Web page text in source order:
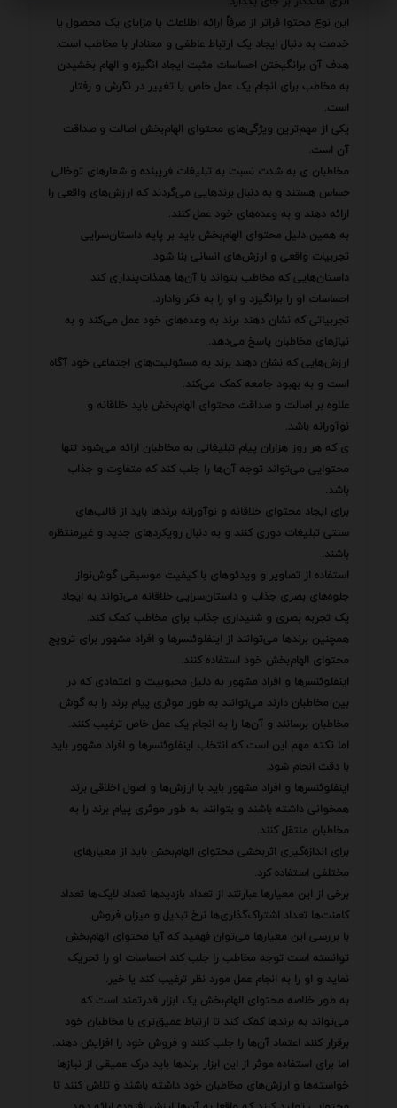
این نوع محتوا فراتر از صرفاً ارائه اطلاعات یا مزایای یک محصول یا
خدمت به دنبال ایجاد یک ارتباط عاطفی و معنادار با مخاطب است.
هدف آن برانگیختن احساسات مثبت ایجاد انگیزه و الهام بخشیدن
به مخاطب برای انجام یک عمل خاص یا تغییر در نگرش و رفتار
است.
یکی از مهم‌ترین ویژگی‌های محتوای الهام‌بخش اصالت و صداقت
آن است.
مخاطبان ی به شدت نسبت به تبلیغات فریبنده و شعارهای توخالی
حساس هستند و به دنبال برندهایی می‌گردند که ارزش‌های واقعی را
ارائه دهند و به وعده‌های خود عمل کنند.
به همین دلیل محتوای الهام‌بخش باید بر پایه داستان‌سرایی
تجربیات واقعی و ارزش‌های انسانی بنا شود.
داستان‌هایی که مخاطب بتواند با آن‌ها همذات‌پنداری کند
احساسات او را برانگیزد و او را به فکر وادارد.
تجربیاتی که نشان دهند برند به وعده‌های خود عمل می‌کند و به
نیازهای مخاطبان پاسخ می‌دهد.
ارزش‌هایی که نشان دهند برند به مسئولیت‌های اجتماعی خود آگاه
است و به بهبود جامعه کمک می‌کند.
علاوه بر اصالت و صداقت محتوای الهام‌بخش باید خلاقانه و
نوآورانه باشد.
ی که هر روز هزاران پیام تبلیغاتی به مخاطبان ارائه می‌شود تنها
محتوایی می‌تواند توجه آن‌ها را جلب کند که متفاوت و جذاب
باشد.
برای ایجاد محتوای خلاقانه و نوآورانه برندها باید از قالب‌های
سنتی تبلیغات دوری کنند و به دنبال رویکردهای جدید و غیرمنتظره
باشند.
استفاده از تصاویر و ویدئوهای با کیفیت موسیقی گوش‌نواز
جلوه‌های بصری جذاب و داستان‌سرایی خلاقانه می‌تواند به ایجاد
یک تجربه بصری و شنیداری جذاب برای مخاطب کمک کند.
همچنین برندها می‌توانند از اینفلوئنسرها و افراد مشهور برای ترویج
محتوای الهام‌بخش خود استفاده کنند.
اینفلوئنسرها و افراد مشهور به دلیل محبوبیت و اعتمادی که در
بین مخاطبان دارند می‌توانند به طور موثری پیام برند را به گوش
مخاطبان برسانند و آن‌ها را به انجام یک عمل خاص ترغیب کنند.
اما نکته مهم این است که انتخاب اینفلوئنسرها و افراد مشهور باید
با دقت انجام شود.
اینفلوئنسرها و افراد مشهور باید با ارزش‌ها و اصول اخلاقی برند
همخوانی داشته باشند و بتوانند به طور موثری پیام برند را به
مخاطبان منتقل کنند.
برای اندازه‌گیری اثربخشی محتوای الهام‌بخش باید از معیارهای
مختلفی استفاده کرد.
برخی از این معیارها عبارتند از تعداد بازدیدها تعداد لایک‌ها تعداد
کامنت‌ها تعداد اشتراک‌گذاری‌ها نرخ تبدیل و میزان فروش.
با بررسی این معیارها می‌توان فهمید که آیا محتوای الهام‌بخش
توانسته است توجه مخاطب را جلب کند احساسات او را تحریک
نماید و او را به انجام عمل مورد نظر ترغیب کند یا خیر.
به طور خلاصه محتوای الهام‌بخش یک ابزار قدرتمند است که
می‌تواند به برندها کمک کند تا ارتباط عمیق‌تری با مخاطبان خود
برقرار کنند اعتماد آن‌ها را جلب کنند و فروش خود را افزایش دهند.
اما برای استفاده موثر از این ابزار برندها باید درک عمیقی از نیازها
خواسته‌ها و ارزش‌های مخاطبان خود داشته باشند و تلاش کنند تا